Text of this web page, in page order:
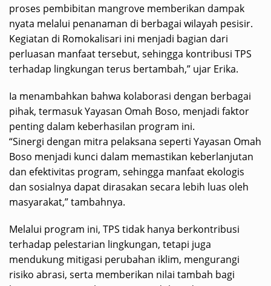
proses pembibitan mangrove memberikan dampak
nyata melalui penanaman di berbagai wilayah pesisir.
Kegiatan di Romokalisari ini menjadi bagian dari
perluasan manfaat tersebut, sehingga kontribusi TPS
terhadap lingkungan terus bertambah,” ujar Erika.
Ia menambahkan bahwa kolaborasi dengan berbagai
pihak, termasuk Yayasan Omah Boso, menjadi faktor
penting dalam keberhasilan program ini.
“Sinergi dengan mitra pelaksana seperti Yayasan Omah
Boso menjadi kunci dalam memastikan keberlanjutan
dan efektivitas program, sehingga manfaat ekologis
dan sosialnya dapat dirasakan secara lebih luas oleh
masyarakat,” tambahnya.
Melalui program ini, TPS tidak hanya berkontribusi
terhadap pelestarian lingkungan, tetapi juga
mendukung mitigasi perubahan iklim, mengurangi
risiko abrasi, serta memberikan nilai tambah bagi